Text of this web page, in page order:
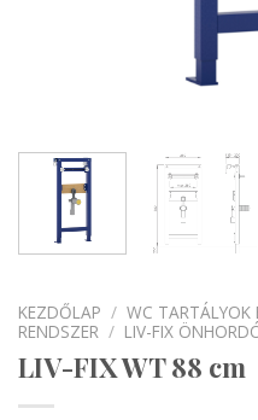
KEZDŐLAP / WC TARTÁLYOK
RENDSZER / LIV-FIX
LIV-FIX WT 88 cm